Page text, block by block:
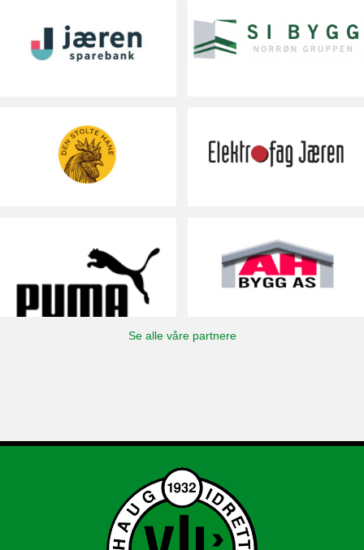
Se alle våre partnere